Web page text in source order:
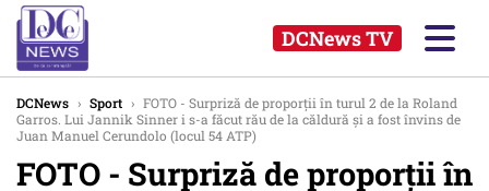
DCNews TV
DCNews › Sport › FOTO - Surpriză de proporții în turul 2 de la Roland
Garros. Lui Jannik Sinner i s-a făcut rău de la căldură şi a fost învins de
Juan Manuel Cerundolo (locul 54 ATP)
FOTO - Surpriză de proporții în